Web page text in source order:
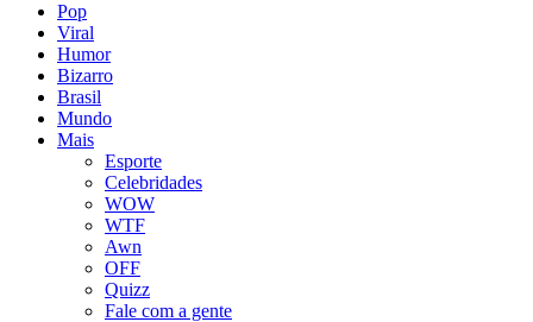
Pop
Viral
Humor
Bizarro
Brasil
Mundo
Mais
Esporte
Celebridades
WOW
WTF
Awn
OFF
Quizz
Fale com a gente